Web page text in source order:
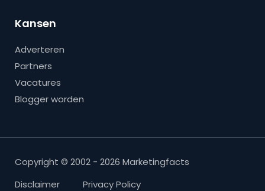
Kansen
Adverteren
Partners
Vacatures
Blogger worden
Copyright © 2002 - 2026 Marketingfacts
Disclaimer
Privacy Policy